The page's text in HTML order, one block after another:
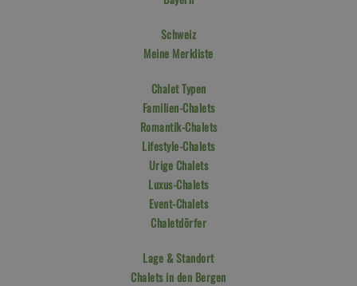
Schweiz
Meine Merkliste
Chalet Typen
Familien-Chalets
Romantik-Chalets
Lifestyle-Chalets
Urige Chalets
Luxus-Chalets
Event-Chalets
Chaletdörfer
Lage & Standort
Chalets in den Bergen